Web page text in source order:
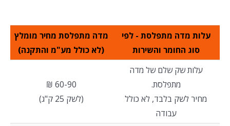
עלות מדה מתפלסת - לפי
סוג החומר והשירות
מדה מתפלסת מחיר מומלץ
(לא כולל מע"מ והתקנה)
עלות שק שלם של מדה
מתפלסת.
מחיר לשק בלבד, לא כולל
עבודה
60-90 ₪
(לשק 25 ק"ג)